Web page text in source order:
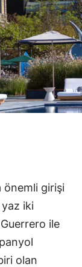
önemli girişi
iki
ile
olan